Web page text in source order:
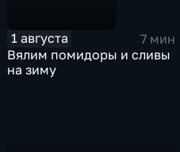
1 августа
7 мин
Вялим помидоры и сливы
на зиму